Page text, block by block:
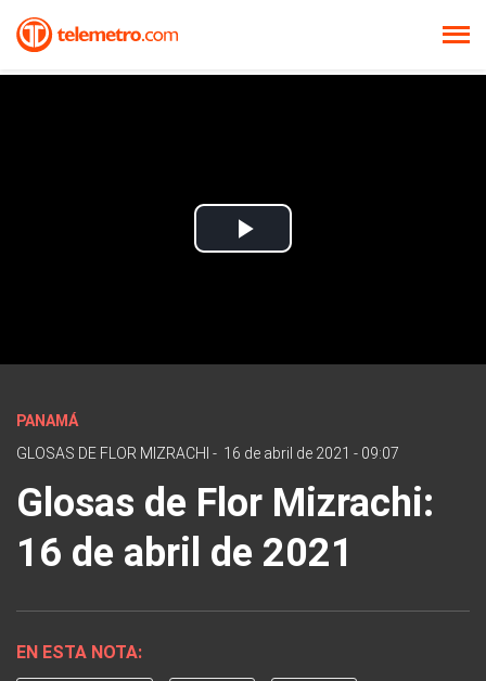
Play
PANAMÁ
GLOSAS DE FLOR MIZRACHI - 16 de abril de 2021 - 09:07
Glosas de Flor Mizrachi:
16 de abril de 2021
EN ESTA NOTA: